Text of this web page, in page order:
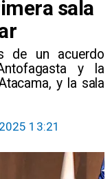
sala
de un acuerdo
y la
y la sala
13:21